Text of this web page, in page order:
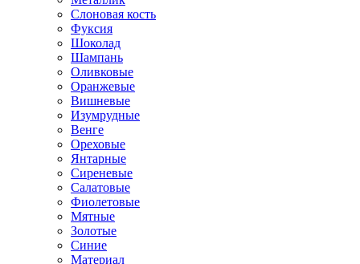
Слоновая кость
Фуксия
Шоколад
Шампань
Оливковые
Оранжевые
Вишневые
Изумрудные
Венге
Ореховые
Янтарные
Сиреневые
Салатовые
Фиолетовые
Мятные
Золотые
Синие
Материал